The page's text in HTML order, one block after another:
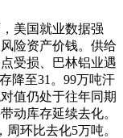
美国就业数据强
险资产价钱。供给
受损、巴林铝业遇
降至31。99万吨汗
值仍处于往年同期
动库存延续去化。
环比去化5万吨。